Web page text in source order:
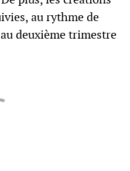
au rythme de
deuxième trimestre